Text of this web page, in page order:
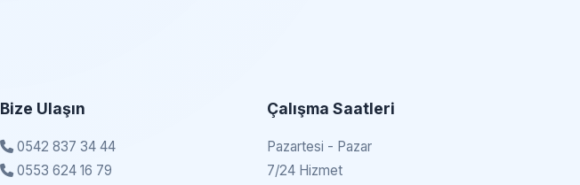
Bize Ulaşın
0542 837 34 44
0553 624 16 79
Çalışma Saatleri
Pazartesi - Pazar
7/24 Hizmet